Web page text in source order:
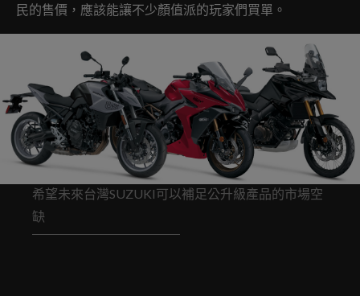
民的售價，應該能讓不少顏值派的玩家們買單。
希望未來台灣SUZUKI可以補足公升級產品的市場空
缺